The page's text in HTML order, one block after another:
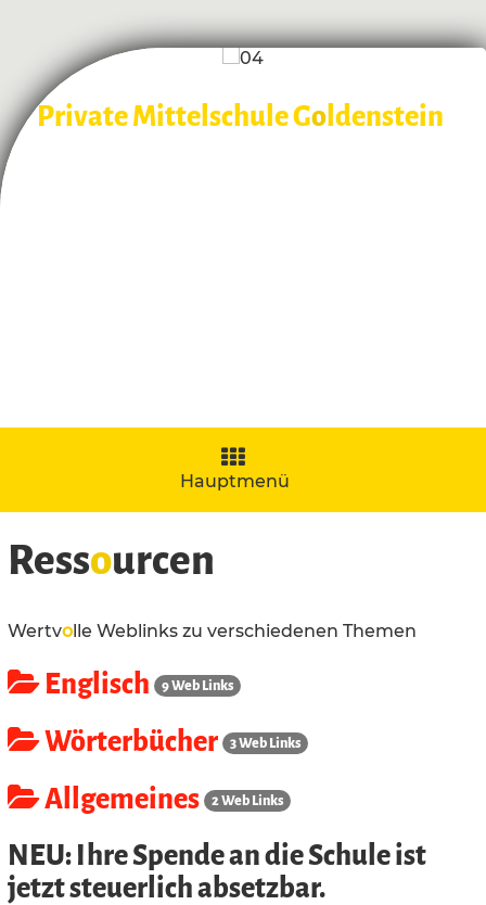
Private Mittelschule Goldenstein
Navigation
aufklappen
Hauptmenü
Ressourcen
Wertvolle Weblinks zu verschiedenen Themen
Englisch 9 Web Links
Wörterbücher 3 Web Links
Allgemeines 2 Web Links
NEU: Ihre Spende an die Schule ist
jetzt steuerlich absetzbar.